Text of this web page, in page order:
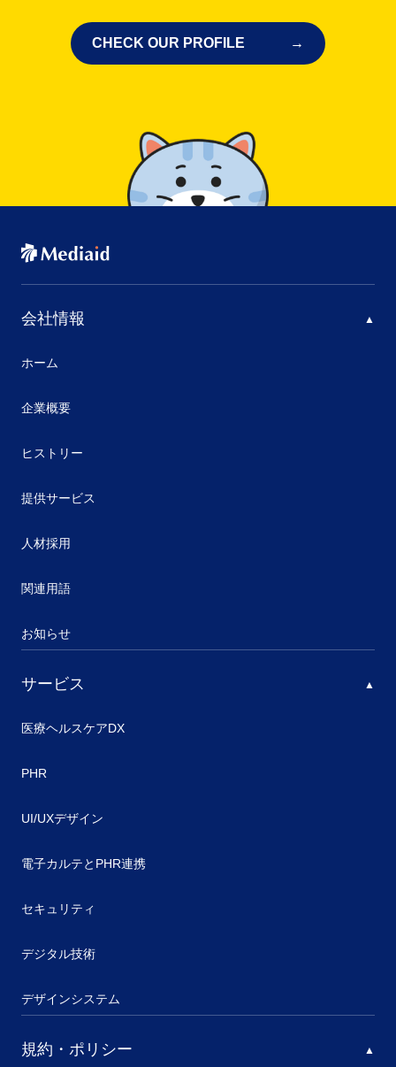
CHECK OUR PROFILE
会社情報
ホーム
企業概要
ヒストリー
提供サービス
人材採用
関連用語
お知らせ
サービス
医療ヘルスケアDX
PHR
UI/UXデザイン
電子カルテとPHR連携
セキュリティ
デジタル技術
デザインシステム
規約・ポリシー